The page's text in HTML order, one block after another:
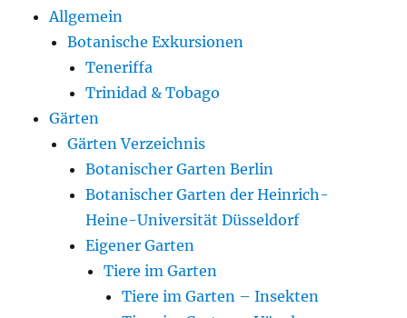
Allgemein
Botanische Exkursionen
Teneriffa
Trinidad & Tobago
Gärten
Gärten Verzeichnis
Botanischer Garten Berlin
Botanischer Garten der Heinrich-
Heine-Universität Düsseldorf
Eigener Garten
Tiere im Garten
Tiere im Garten – Insekten